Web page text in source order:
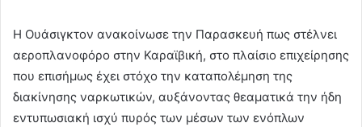
Η Ουάσιγκτον ανακοίνωσε την Παρασκευή πως στέλνει
αεροπλανοφόρο στην Καραϊβική, στο πλαίσιο επιχείρησης
που επισήμως έχει στόχο την καταπολέμηση της
διακίνησης ναρκωτικών, αυξάνοντας θεαματικά την ήδη
εντυπωσιακή ισχύ πυρός των μέσων των ενόπλων